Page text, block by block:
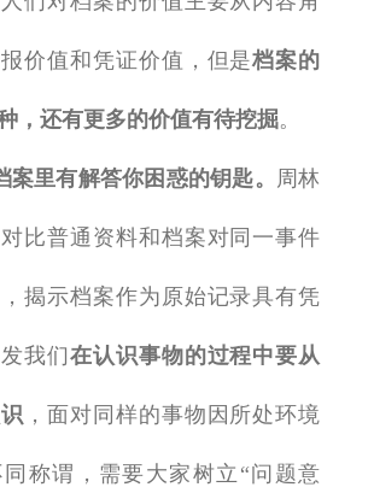
价值和凭证价值，但是档案的
，还有更多的价值有待挖掘。
案里有解答你困惑的钥匙。 周林
比普通资料和档案对同一事件
揭示档案作为原始记录具有凭
我们在认识事物的过程中要从
，面对同样的事物因所处环境
称谓，需要大家树立“问题意